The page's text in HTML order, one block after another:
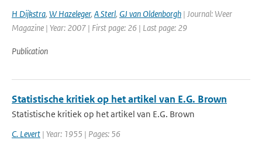
H Dijkstra, W Hazeleger, A Sterl, GJ van Oldenborgh | Journal: Weer
Magazine | Year: 2007 | First page: 26 | Last page: 29
Publication
Statistische kritiek op het artikel van E.G. Brown
Statistische kritiek op het artikel van E.G. Brown
C. Levert | Year: 1955 | Pages: 56